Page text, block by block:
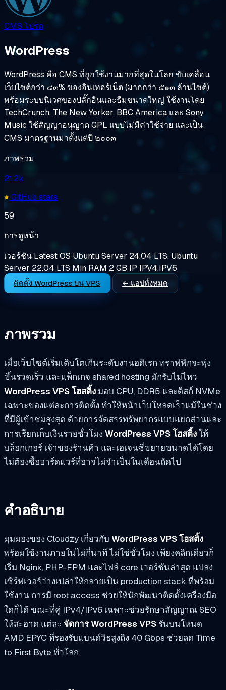
CMS โปรด
WordPress
WordPress คือ CMS ที่ถูกใช้งานมากที่สุดในโลก ขับเคลื่อน
เว็บไซต์กว่า ๔๓% ของอินเทอร์เน็ต (มากกว่า ๕๑๓ ล้านไซต์)
พร้อมระบบนิเวศของปลั๊กอินและธีมขนาดใหญ่ ใช้งานโดย
TechCrunch, The New Yorker, BBC America และ Sony
Music ใช้สัญญาอนุญาต GPL แบบไม่มีค่าใช้จ่าย และเป็น
CMS มาตรฐานมาตั้งแต่ปี ๒๐๐๓
ภาพรวม
21.2k
GitHub stars
59
การดูหน้า
เวอร์ชัน LatestOS Ubuntu Server 24.04 LTS, Ubuntu
Server 22.04 LTS Min RAM 2 GB IP IPV4,IPV6
ติดตั้ง WordPress บน VPS ← แอปทั้งหมด
ภาพรวม
เมื่อเว็บไซต์เริ่มเติบโตเกินระดับงานอดิเรก ทราฟฟิกจะพุ่ง
ขึ้นรวดเร็ว และแพ็กเกจ shared hosting มักรับไม่ไหว
WordPress VPS โฮสติ้ง มอบ CPU, DDR5 และดิสก์ NVMe
เฉพาะของแต่ละการติดตั้ง ทำให้หน้าเว็บโหลดเร็วแม้ในช่วง
ที่มีผู้เข้าชมสูงสุด ด้วยการจัดสรรทรัพยากรแบบแยกส่วนและ
การเรียกเก็บเงินรายชั่วโมง WordPress VPS โฮสติ้งให้
บล็อกเกอร์ เจ้าของร้านค้า และเอเจนซี่ขยายขนาดได้โดย
ไม่ต้องซื้อฮาร์ดแวร์ที่อาจไม่จำเป็นในเดือนถัดไป
คำอธิบาย
มุมมองของ Cloudzy เกี่ยวกับ WordPress VPS โฮสติ้ง
พร้อมใช้งานภายในไม่กี่นาที ไม่ใช่ชั่วโมง เพียงคลิกเดียวก็
เริ่ม Nginx, PHP-FPM และไฟล์ core เวอร์ชันล่าสุด แปลง
เซิร์ฟเวอร์ว่างเปล่าให้กลายเป็น production stack ที่พร้อม
ใช้งาน การมี root access ช่วยให้นักพัฒนาติดตั้งเครื่องมือ
ใดก็ได้ ขณะที่คู่ IPv4/IPv6 เฉพาะช่วยรักษาสัญญาณ SEO
ให้สะอาด แต่ละ จัดการ WordPress VPS รันบนโหนด
AMD EPYC ที่รองรับแบนด์วิธสูงถึง 40 Gbps ช่วยลด Time
to First Byte ทั่วโลก